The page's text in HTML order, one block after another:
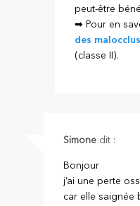
peut-être
➡ Pour en
des
(classe II).
Simone dit :
Bonjour
j’ai une perte
car elle saignée